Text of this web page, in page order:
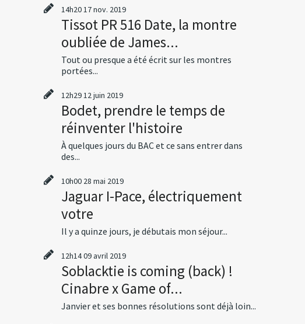
14h2017nov. 2019
Tissot PR 516 Date, la montre
oubliée de James...
Tout ou presque a été écrit sur les montres
portées...
12h2912juin 2019
Bodet, prendre le temps de
réinventer l'histoire
À quelques jours du BAC et ce sans entrer dans
des...
10h00 28 mai 2019
Jaguar I-Pace, électriquement
votre
Il y a quinze jours, je débutais mon séjour...
12h1409avril 2019
Soblacktie is coming (back) !
Cinabre x Game of...
Janvier et ses bonnes résolutions sont déjà loin...